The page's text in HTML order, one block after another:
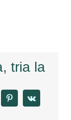
tria la
pinterestvk